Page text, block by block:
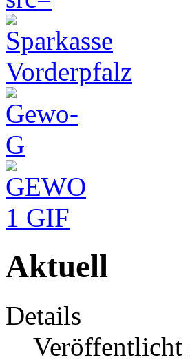
Aktuell
Details
Veröffentlicht